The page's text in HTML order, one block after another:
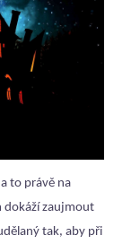
to právě na
dokáží zaujmout
tak, aby při